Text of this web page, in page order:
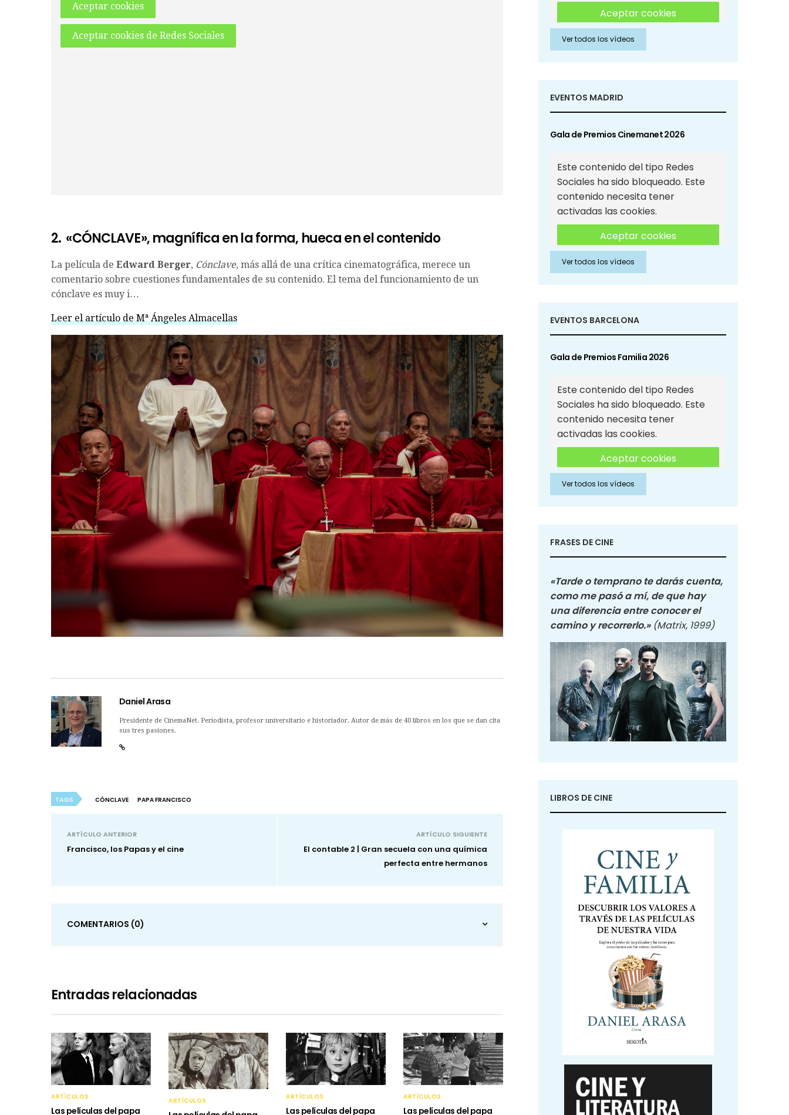
Aceptar cookies
Aceptar cookies de Redes Sociales
2. «CÓNCLAVE», magnífica en la forma, hueca en el contenido
La película de Edward Berger, Cónclave, más allá de una crítica cinematográfica, merece un
comentario sobre cuestiones fundamentales de su contenido. El tema del funcionamiento de un
cónclave es muy i…
Leer el artículo de Mª Ángeles Almacellas
Daniel Arasa
Presidente de CinemaNet. Periodista, profesor universitario e historiador. Autor de más de 40 libros en los que se dan cita
sus tres pasiones.
TAGS CÓNCLAVE PAPA FRANCISCO
ARTÍCULO ANTERIOR
Francisco, los Papas y el cine
ARTÍCULO SIGUIENTE
El contable 2 | Gran secuela con una química
perfecta entre hermanos
COMENTARIOS (0)
Entradas relacionadas
ARTÍCULOS
Las películas del papa
ARTÍCULOS ARTÍCULOS
Las películas del papa
ARTÍCULOS
Las películas del papa
Aceptar cookies
Aceptar cookies de Redes
Sociales
Ver todos los vídeos
EVENTOS MADRID
Gala de Premios Cinemanet 2026
Este contenido del tipo Redes
Sociales ha sido bloqueado. Este
contenido necesita tener
activadas las cookies.
Aceptar cookies
Aceptar cookies de Redes
Sociales
Ver todos los vídeos
EVENTOS BARCELONA
Gala de Premios Familia 2026
Este contenido del tipo Redes
Sociales ha sido bloqueado. Este
contenido necesita tener
activadas las cookies.
Aceptar cookies
Aceptar cookies de Redes
Sociales
Ver todos los vídeos
FRASES DE CINE
«Tarde o temprano te darás cuenta,
como me pasó a mí, de que hay
una diferencia entre conocer el
camino y recorrerlo.» (Matrix, 1999)
LIBROS DE CINE